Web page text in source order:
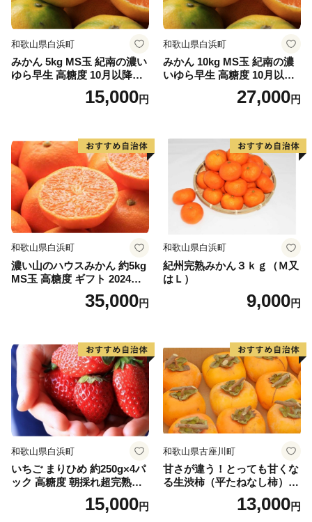
ものです。
本州最南端の町、串本町へ是非一度おこし下さい。
★ABCテレビのニュース情報番組「news おかえり」
されました！
👉和歌山県串本町の「竹皮包みようかん本煉」
👉「竹皮包みようかん3本セット（本煉・柚子・桜）」
★ABCテレビのニュース情報番組「キャスト」で、
「串本食品株式会社」の“じゃばらマグロ” が紹介され
ました！
👉じゃばらマグロなど串本食品の返礼品はこちら
和歌山県白浜町
みかん 5kg MS玉 紀南の濃い
ゆら早生 高糖度 10月以降発
送 マルチ被覆栽培15,000円
和歌山県白浜町
みかん 10kg MS玉 紀南の濃
いゆら早生 高糖度 10月以降
発送 マルチ被覆栽培27,000円
和歌山県白浜町
濃い山のハウスみかん 約5kg
MS玉 高糖度 ギフト 2024年7
35,000円
和歌山県白浜町
紀州完熟みかん３ｋｇ（Ｍ又
はＬ）
9,000円
和歌山県白浜町
いちご まりひめ 約250g×4パ
ック 高糖度 朝採れ超完熟ま
りひめ 1月以降発送分
15,000円
和歌山県古座川町
甘さが違う！とっても甘くな
る生渋柿（平たねなし柿）吊
ップ付付約1.5～2kg 約6～1
13,000円